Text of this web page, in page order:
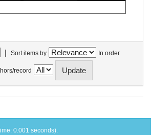
| Sort items by In order
record
0.001 seconds).